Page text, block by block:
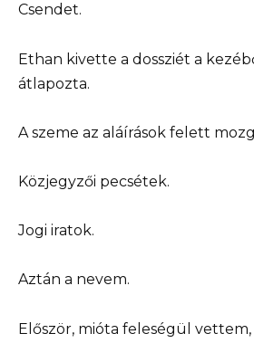
Csendet.
Ethan kivette a dossziét a
átlapozta.
A szeme az aláírások felett
Közjegyzői pecsétek.
Jogi iratok.
Aztán a nevem.
Először, mióta feleségül